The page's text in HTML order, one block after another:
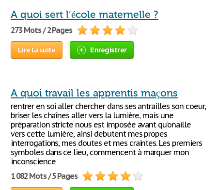
A quoi sert l’école maternelle ?
273 Mots / 2 Pages
Lire la suite Enregistrer
A quoi travail les apprentis maçons
rentrer en soi aller chercher dans ses antrailles son coeur,
briser les chaînes aller vers la lumière, mais une
préparation stricte nous est imposée avant qu'onaille
vers cette lumière, ainsi debutent mes propes
interrogations, mes doutes et mes craintes. Les premiers
symboles dans ce lieu, commencent à marquer mon
inconscience
1 082 Mots / 5 Pages